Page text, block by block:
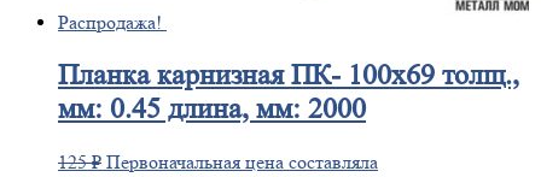
Распродажа!
Планкакарнизная ПК- 100х69 толщ.,
мм: 0.45 длина, мм: 2000
125₽ Первоначальная цена составляла